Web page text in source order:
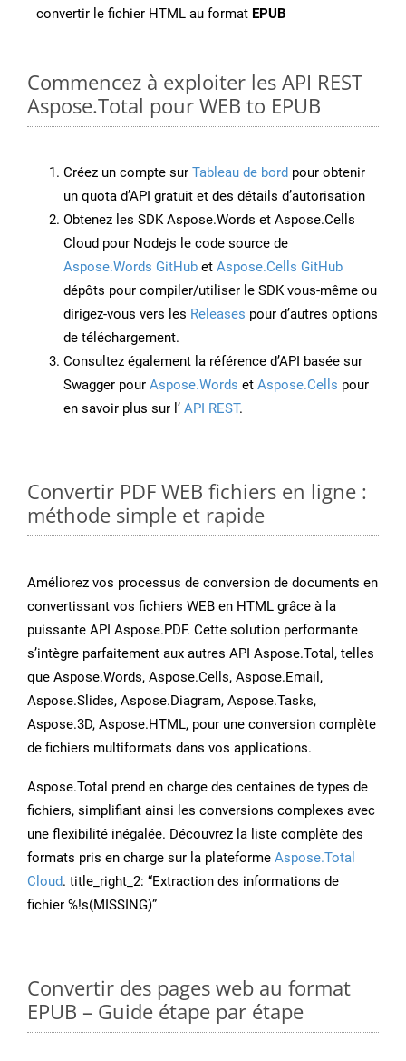
convertir le fichier HTML au format EPUB
Commencez à exploiter les API REST
Aspose.Total pour WEB to EPUB
Créez un compte sur Tableau de bord pour obtenir
un quota d’API gratuit et des détails d’autorisation
Obtenez les SDK Aspose.Words et Aspose.Cells
Cloud pour Nodejs le code source de
Aspose.Words GitHub et Aspose.Cells GitHub
dépôts pour compiler/utiliser le SDK vous-même ou
dirigez-vous vers les Releases pour d’autres options
de téléchargement.
Consultez également la référence d’API basée sur
Swagger pour Aspose.Words et Aspose.Cells pour
en savoir plus sur l’ API REST.
Convertir PDF WEB fichiers en ligne :
méthode simple et rapide
Améliorez vos processus de conversion de documents en
convertissant vos fichiers WEB en HTML grâce à la
puissante API Aspose.PDF. Cette solution performante
s’intègre parfaitement aux autres API Aspose.Total, telles
que Aspose.Words, Aspose.Cells, Aspose.Email,
Aspose.Slides, Aspose.Diagram, Aspose.Tasks,
Aspose.3D, Aspose.HTML, pour une conversion complète
de fichiers multiformats dans vos applications.
Aspose.Total prend en charge des centaines de types de
fichiers, simplifiant ainsi les conversions complexes avec
une flexibilité inégalée. Découvrez la liste complète des
formats pris en charge sur la plateforme Aspose.Total
Cloud. title_right_2: “Extraction des informations de
fichier %!s(MISSING)”
Convertir des pages web au format
EPUB – Guide étape par étape